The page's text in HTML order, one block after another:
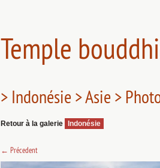
Temple
> Indonésie > Asie >
Retour à la galerie Indonésie
← Précedent